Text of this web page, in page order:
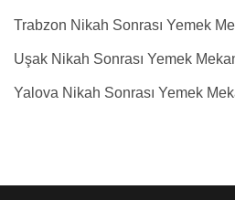
Trabzon Nikah Sonrası Yemek
Uşak Nikah Sonrası Yemek
Yalova Nikah Sonrası Yemek